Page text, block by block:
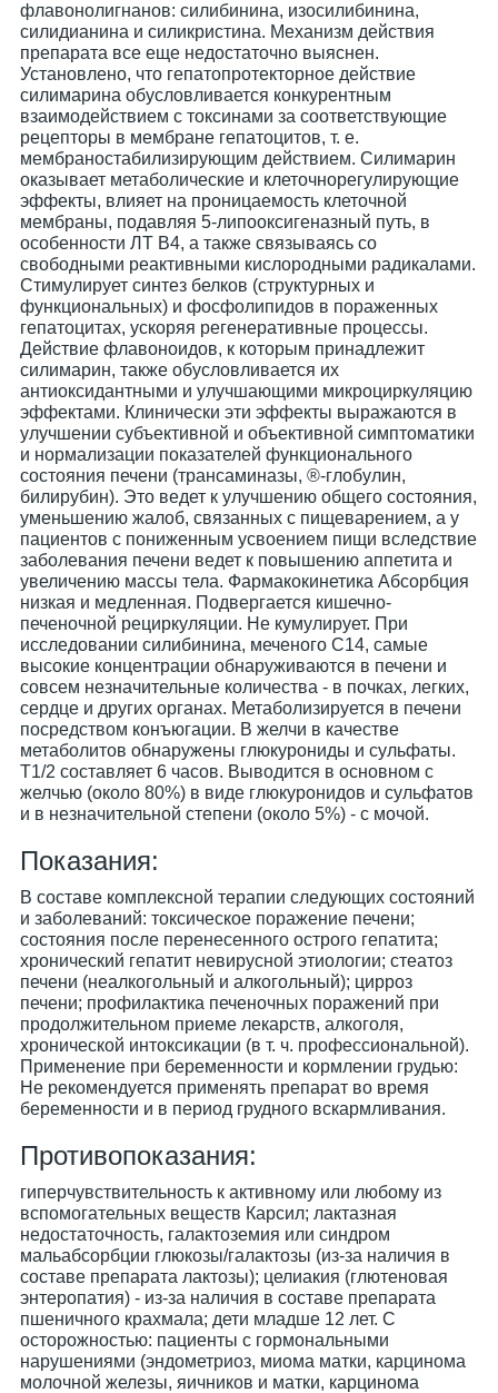
флавонолигнанов: силибинина, изосилибинина,
силидианина и силикристина. Механизм действия
препарата все еще недостаточно выяснен.
Установлено, что гепатопротекторное действие
силимарина обусловливается конкурентным
взаимодействием с токсинами за соответствующие
рецепторы в мембране гепатоцитов, т. е.
мембраностабилизирующим действием. Силимарин
оказывает метаболические и клеточнорегулирующие
эффекты, влияет на проницаемость клеточной
мембраны, подавляя 5-липооксигеназный путь, в
особенности ЛТ В4, а также связываясь со
свободными реактивными кислородными радикалами.
Стимулирует синтез белков (структурных и
функциональных) и фосфолипидов в пораженных
гепатоцитах, ускоряя регенеративные процессы.
Действие флавоноидов, к которым принадлежит
силимарин, также обусловливается их
антиоксидантными и улучшающими микроциркуляцию
эффектами. Клинически эти эффекты выражаются в
улучшении субъективной и объективной симптоматики
и нормализации показателей функционального
состояния печени (трансаминазы, ®-глобулин,
билирубин). Это ведет к улучшению общего состояния,
уменьшению жалоб, связанных с пищеварением, а у
пациентов с пониженным усвоением пищи вследствие
заболевания печени ведет к повышению аппетита и
увеличению массы тела. Фармакокинетика Абсорбция
низкая и медленная. Подвергается кишечно-
печеночной рециркуляции. Не кумулирует. При
исследовании силибинина, меченого С14, самые
высокие концентрации обнаруживаются в печени и
совсем незначительные количества - в почках, легких,
сердце и других органах. Метаболизируется в печени
посредством конъюгации. В желчи в качестве
метаболитов обнаружены глюкурониды и сульфаты.
T1/2 составляет 6 часов. Выводится в основном с
желчью (около 80%) в виде глюкуронидов и сульфатов
и в незначительной степени (около 5%) - с мочой.
Показания:
В составе комплексной терапии следующих состояний
и заболеваний: токсическое поражение печени;
состояния после перенесенного острого гепатита;
хронический гепатит невирусной этиологии; стеатоз
печени (неалкогольный и алкогольный); цирроз
печени; профилактика печеночных поражений при
продолжительном приеме лекарств, алкоголя,
хронической интоксикации (в т. ч. профессиональной).
Применение при беременности и кормлении грудью:
Не рекомендуется применять препарат во время
беременности и в период грудного вскармливания.
Противопоказания:
гиперчувствительность к активному или любому из
вспомогательных веществ Карсил; лактазная
недостаточность, галактоземия или синдром
мальабсорбции глюкозы/галактозы (из-за наличия в
составе препарата лактозы); целиакия (глютеновая
энтеропатия) - из-за наличия в составе препарата
пшеничного крахмала; дети младше 12 лет. С
осторожностью: пациенты с гормональными
нарушениями (эндометриоз, миома матки, карцинома
молочной железы, яичников и матки, карцинома